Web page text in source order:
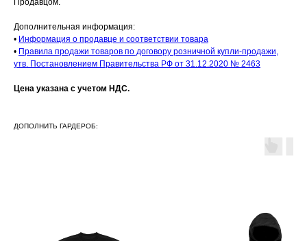
Продавцом.
Дополнительная информация:
• Информация о продавце и соответствии товара
• Правила продажи товаров по договору розничной купли-продажи,
утв. Постановлением Правительства РФ от 31.12.2020 № 2463
Цена указана с учетом НДС.
ДОПОЛНИТЬ ГАРДЕРОБ: